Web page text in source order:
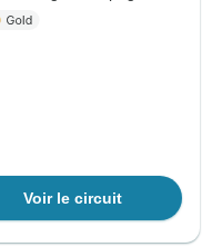
Voir le circuit